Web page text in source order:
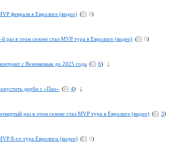
февраля в Евролиге (видео) ( 0)
й раз в этом сезоне стал MVP тура в Евролиге (видео) ( 0)
с Везенковым до 2025 года ( 6)
дерби с «Пао» ( 4)
раз в этом сезоне стал MVP тура в Евролиге (видео) ( 3)
8-го тура Евролиги (видео) ( 0)